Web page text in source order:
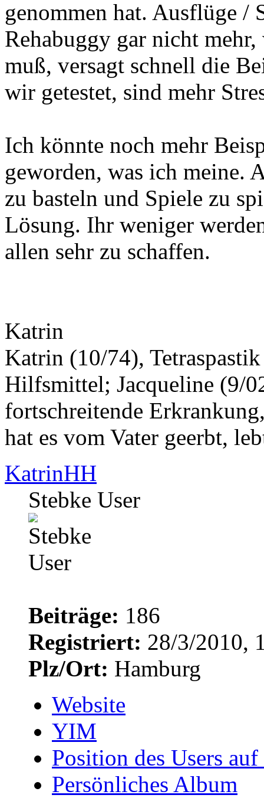
genommen hat. Ausflüge /
Rehabuggy gar nicht
muß, versagt schnell die
wir getestet, sind mehr
Ich könnte noch mehr
geworden, was ich meine.
zu basteln und Spiele zu
Lösung. Ihr weniger
allen sehr zu schaffen.
Katrin
Katrin (10/74),
Hilfsmittel; Jacqueline (9/
fortschreitende
hat es vom Vater geerbt,
KatrinHH
Stebke User
Beiträge: 186
Registriert: 28/3/2010,
Plz/Ort: Hamburg
Website
YIM
Position des Users
Persönliches Album